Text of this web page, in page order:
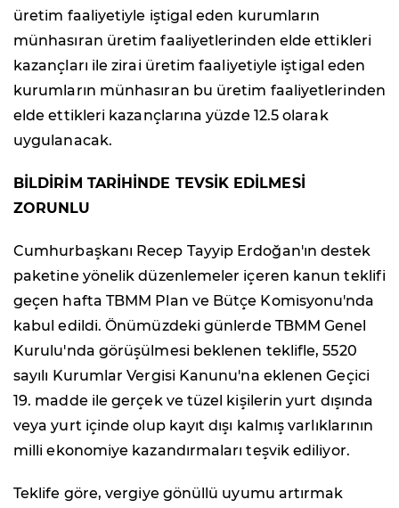
üretim faaliyetiyle iştigal eden kurumların
münhasıran üretim faaliyetlerinden elde ettikleri
kazançları ile zirai üretim faaliyetiyle iştigal eden
kurumların münhasıran bu üretim faaliyetlerinden
elde ettikleri kazançlarına yüzde 12.5 olarak
uygulanacak.
BİLDİRİM TARİHİNDE TEVSİK EDİLMESİ
ZORUNLU
Cumhurbaşkanı Recep Tayyip Erdoğan'ın destek
paketine yönelik düzenlemeler içeren kanun teklifi
geçen hafta TBMM Plan ve Bütçe Komisyonu'nda
kabul edildi. Önümüzdeki günlerde TBMM Genel
Kurulu'nda görüşülmesi beklenen teklifle, 5520
sayılı Kurumlar Vergisi Kanunu'na eklenen Geçici
19. madde ile gerçek ve tüzel kişilerin yurt dışında
veya yurt içinde olup kayıt dışı kalmış varlıklarının
milli ekonomiye kazandırmaları teşvik ediliyor.
Teklife göre, vergiye gönüllü uyumu artırmak